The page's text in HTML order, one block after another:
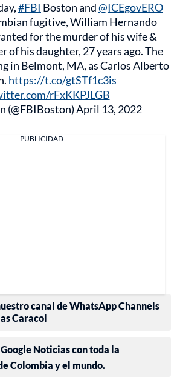
#FBI Boston and@ICEgovERO
fugitive, William Hernando
for the murder of his wife &
of his daughter, 27 years ago. The
in Belmont, MA, as Carlos Alberto
https://t.co/gtSTf1c3is
rFxKKPJLGB
(@FBIBoston)April 13, 2022
PUBLICIDAD
canal de WhatsApp Channels
Caracol
Noticias con toda la
Colombia y el mundo.